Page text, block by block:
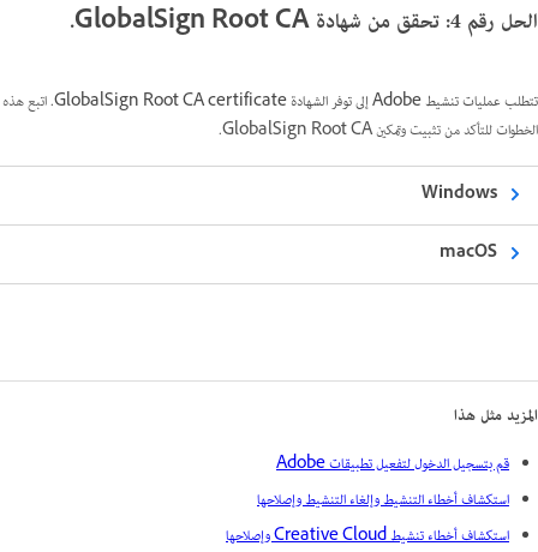
الحل رقم 4: تحقق من شهادة GlobalSign Root CA.
تتطلب عمليات تنشيط Adobe إلى توفر الشهادة GlobalSign Root CA certificate.
اتبع هذه
الخطوات للتأكد من تثبيت وتمكين GlobalSign Root CA.
Windows
macOS
المزيد مثل هذا
قم بتسجيل الدخول لتفعيل تطبيقات Adobe
استكشاف أخطاء التنشيط وإلغاء التنشيط وإصلاحها
استكشاف أخطاء تنشيط Creative Cloud وإصلاحها